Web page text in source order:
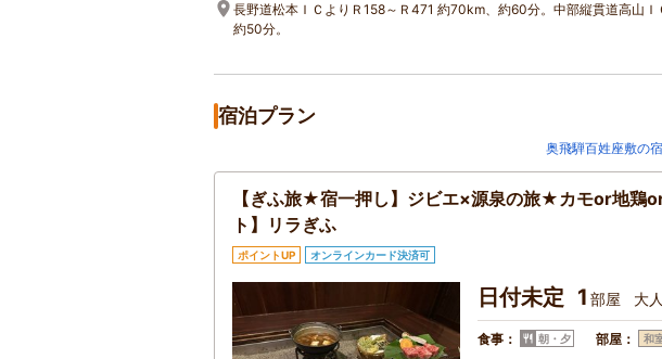
長野道松本ＩＣよりＲ158～Ｒ471 約70km、約60分。中部縦貫道高山Ｉ
約50分。
宿泊プラン
奥飛騨百姓座敷の
【ぎふ旅★宿一押し】ジビエ×源泉の旅★カモor地鶏
ト】リラぎふ
ポイントUP オンラインカード決済可
日付未定 1 部屋 大人
食事： 朝・夕 部屋： 和